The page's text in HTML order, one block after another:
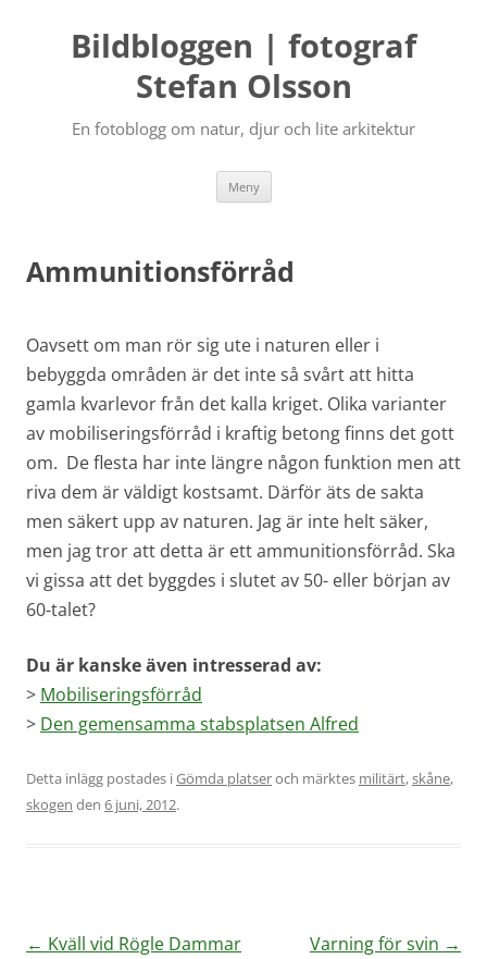
Bildbloggen | fotograf
Stefan Olsson
En fotoblogg om natur, djur och lite arkitektur
Meny Hoppa
till
Ammunitionsförråd
Oavsett om man rör sig ute i naturen eller i
bebyggda områden är det inte så svårt att hitta
gamla kvarlevor från det kalla kriget. Olika varianter
av mobiliseringsförråd i kraftig betong finns det gott
om. De flesta har inte längre någon funktion men att
riva dem är väldigt kostsamt. Därför äts de sakta
men säkert upp av naturen. Jag är inte helt säker,
men jag tror att detta är ett ammunitionsförråd. Ska
vi gissa att det byggdes i slutet av 50- eller början av
60-talet?
Du är kanske även intresserad av:
> Mobiliseringsförråd
> Den gemensamma stabsplatsen Alfred
Detta inlägg postades iGömda platseroch märktes militärt,skåne,
skogen den 6 juni, 2012.
Inläggsnavigering
← Kväll vid Rögle Dammar Varning för svin →